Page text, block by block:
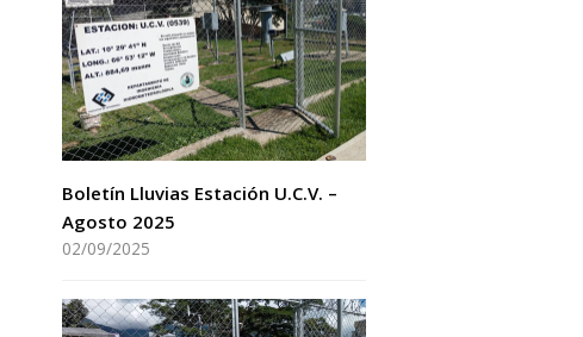
Boletín Lluvias Estación U.C.V. –
Agosto 2025
02/09/2025